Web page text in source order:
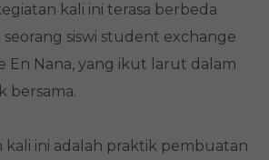
kali ini terasa berbeda
siswi student exchange
En Nana, yang ikut larut dalam
bersama.
kali ini adalah praktik pembuatan